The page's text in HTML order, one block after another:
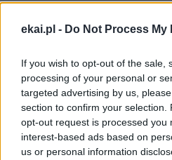
ekai.pl - Do Not Process
If you wish to opt-out of the sale,
processing of your personal or
targeted advertising by us,
section to confirm your selection.
opt-out request is processed you
interest-based ads based on
us or personal information
Tagi: KATOLICKI
UCZELNIA
Najnowsze